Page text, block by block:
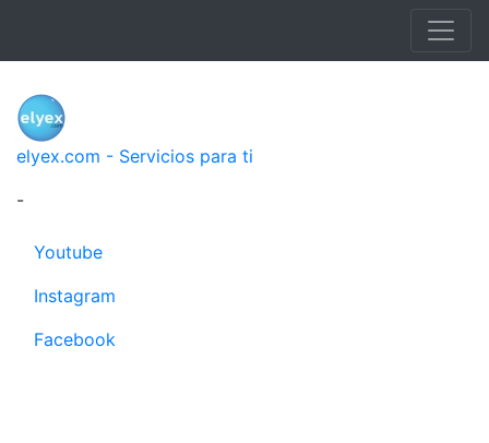
elyex.com - Servicios para ti
-
Youtube
Instagram
Facebook